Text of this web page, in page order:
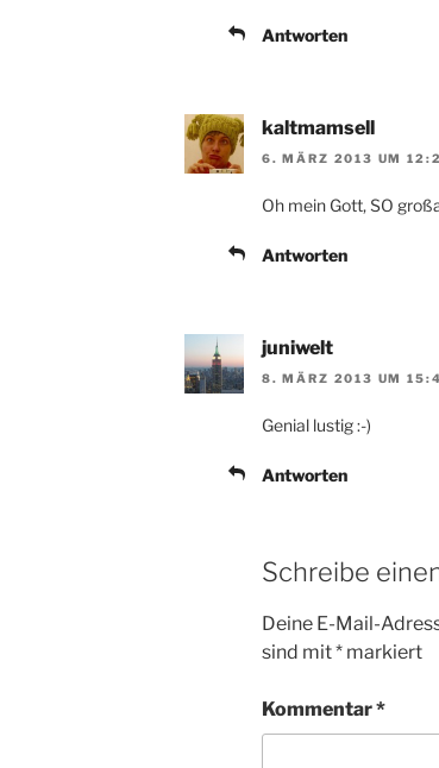
Antworten
kaltmamsell
6. MÄRZ 2013 UM
Oh mein Gott, SO
Antworten
juniwelt
8. MÄRZ 2013 UM
Genial lustig :-)
Antworten
Schreibe
Deine E-Mail-
sind mit* markiert
Kommentar*